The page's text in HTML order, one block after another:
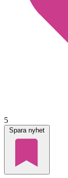
5
Spara nyhet